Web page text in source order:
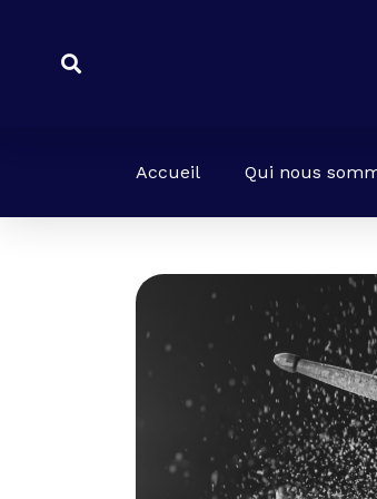
contenuRechercher
Accueil Qui nous